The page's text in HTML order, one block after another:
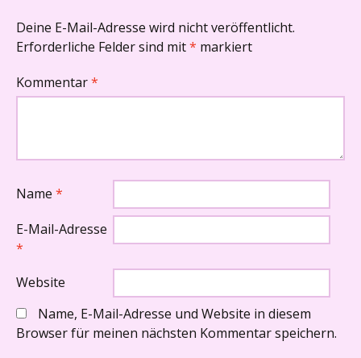
Deine E-Mail-Adresse wird nicht veröffentlicht.
Erforderliche Felder sind mit* markiert
Kommentar*
Name *
E-Mail-Adresse
*
Website
Name, E-Mail-Adresse und Website in diesem
Browser für meinen nächsten Kommentar speichern.